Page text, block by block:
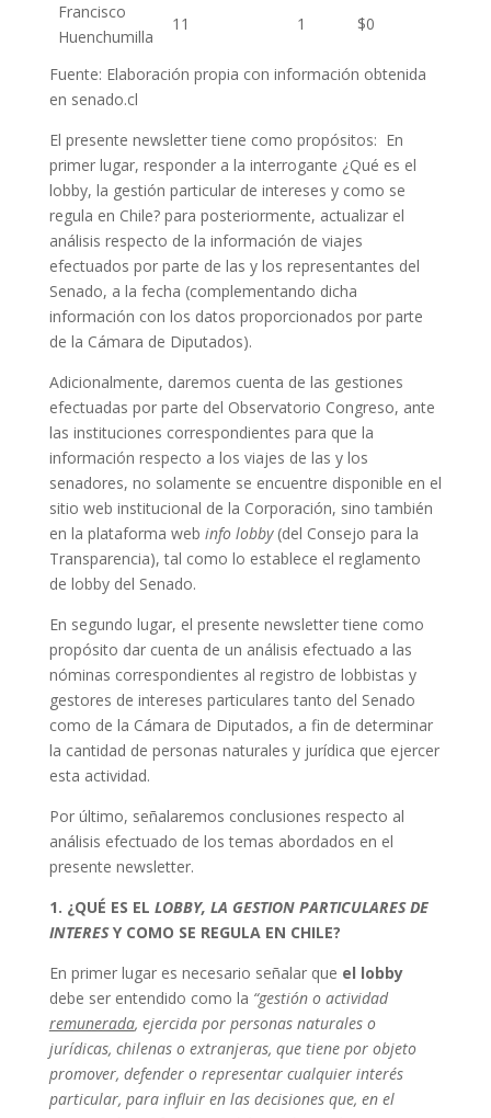
Francisco
Huenchumilla
11 1 $0
Fuente: Elaboración propia con información obtenida
en senado.cl
El presente newsletter tiene como propósitos: En
primer lugar, responder a la interrogante ¿Qué es el
lobby, la gestión particular de intereses y como se
regula en Chile? para posteriormente, actualizar el
análisis respecto de la información de viajes
efectuados por parte de las y los representantes del
Senado, a la fecha (complementando dicha
información con los datos proporcionados por parte
de la Cámara de Diputados).
Adicionalmente, daremos cuenta de las gestiones
efectuadas por parte del Observatorio Congreso, ante
las instituciones correspondientes para que la
información respecto a los viajes de las y los
senadores, no solamente se encuentre disponible en el
sitio web institucional de la Corporación, sino también
en la plataforma web info lobby(del Consejo para la
Transparencia), tal como lo establece el reglamento
de lobby del Senado.
En segundo lugar, el presente newsletter tiene como
propósito dar cuenta de un análisis efectuado a las
nóminas correspondientes al registro de lobbistas y
gestores de intereses particulares tanto del Senado
como de la Cámara de Diputados, a fin de determinar
la cantidad de personas naturales y jurídica que ejercer
esta actividad.
Por último, señalaremos conclusiones respecto al
análisis efectuado de los temas abordados en el
presente newsletter.
1. ¿QUÉ ES EL LOBBY, LA GESTION PARTICULARES DE
INTERESY COMO SE REGULA EN CHILE?
En primer lugar es necesario señalar que el lobby
debe ser entendido como la “gestión o actividad
remunerada, ejercida por personas naturales o
jurídicas, chilenas o extranjeras, que tiene por objeto
promover, defender o representar cualquier interés
particular, para influir en las decisiones que, en el